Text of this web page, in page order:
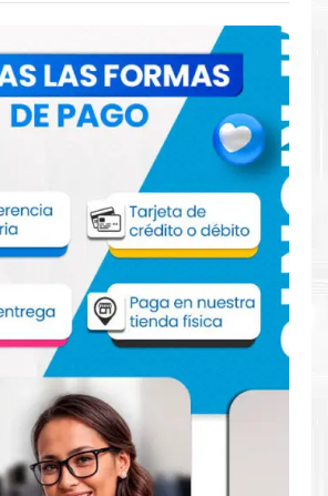
Brother DR 213CL para
L3230CDN L3270CDW
experiencia y atención para adquirir tus
promociones todos los dias. Escríbenos o
encontrar la solución perfecta para tu
, como la
L3230CDN L3270CDW
Drum para impresora